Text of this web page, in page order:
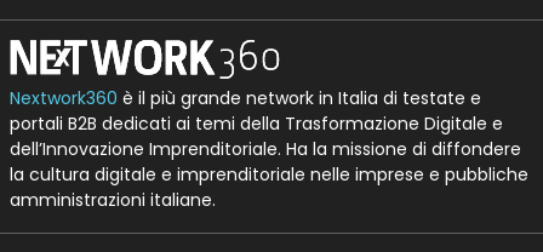
Nextwork360 è il più grande network in Italia di testate e
portali B2B dedicati ai temi della Trasformazione Digitale e
dell’Innovazione Imprenditoriale. Ha la missione di diffondere
la cultura digitale e imprenditoriale nelle imprese e pubbliche
amministrazioni italiane.